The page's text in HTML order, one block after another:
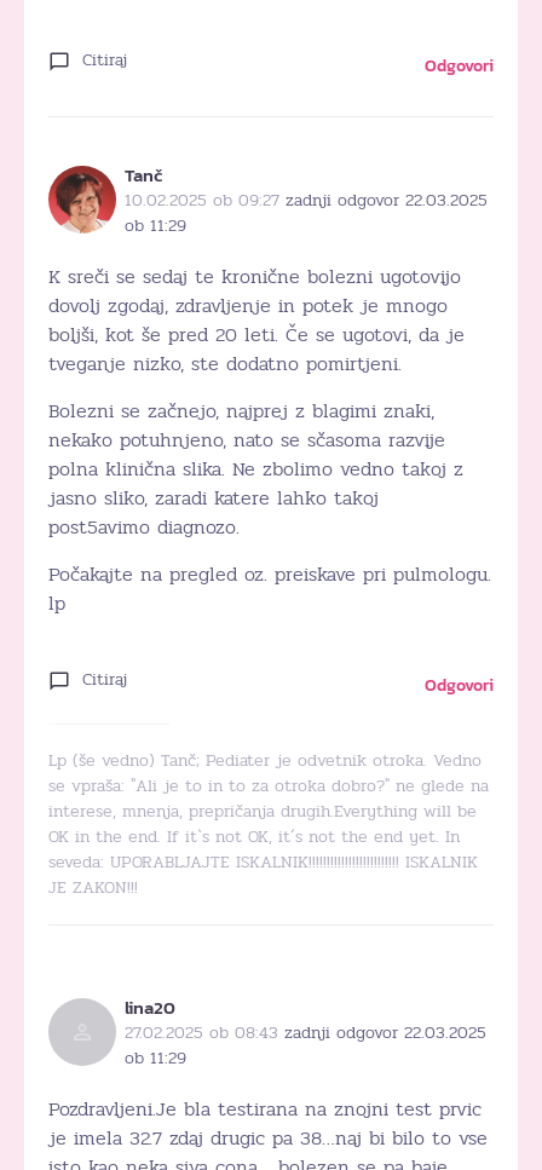
Citiraj Odgovori
Tanč
10.02.2025 ob 09:27 zadnji odgovor 22.03.2025
ob 11:29
K sreči se sedaj te kronične bolezni ugotovijo
dovolj zgodaj, zdravljenje in potek je mnogo
boljši, kot še pred 20 leti. Če se ugotovi, da je
tveganje nizko, ste dodatno pomirtjeni.
Bolezni se začnejo, najprej z blagimi znaki,
nekako potuhnjeno, nato se sčasoma razvije
polna klinična slika. Ne zbolimo vedno takoj z
jasno sliko, zaradi katere lahko takoj
post5avimo diagnozo.
Počakajte na pregled oz. preiskave pri pulmologu.
lp
Citiraj Odgovori
Lp (še vedno) Tanč; Pediater je odvetnik otroka. Vedno
se vpraša: "Ali je to in to za otroka dobro?" ne glede na
interese, mnenja, prepričanja drugih.Everything will be
OK in the end. If it`s not OK, it´s not the end yet. In
seveda: UPORABLJAJTE ISKALNIK!!!!!!!!!!!!!!!!!!!!!!!!! ISKALNIK
JE ZAKON!!!
lina20
27.02.2025 ob 08:43 zadnji odgovor 22.03.2025
ob 11:29
Pozdravljeni.Je bla testirana na znojni test prvic
je imela 32.7 zdaj drugic pa 38…naj bi bilo to vse